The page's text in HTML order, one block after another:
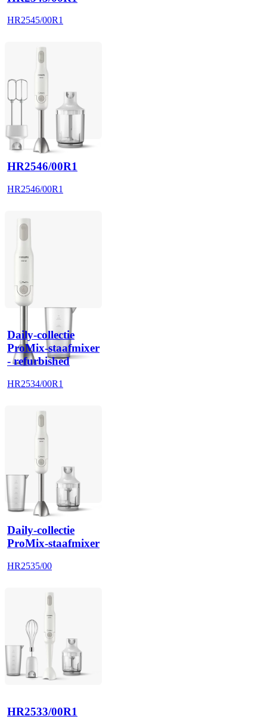
HR2545/00R1
HR2546/00R1
HR2546/00R1
Daily-collectie
ProMix-staafmixer
- refurbished
HR2534/00R1
Daily-collectie
ProMix-staafmixer
HR2535/00
HR2533/00R1